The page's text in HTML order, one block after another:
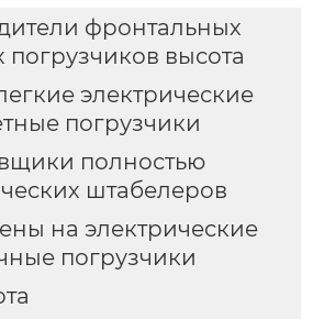
фронтальных
высота
электрические
погрузчики
полностью
штабелеров
на электрические
погрузчики